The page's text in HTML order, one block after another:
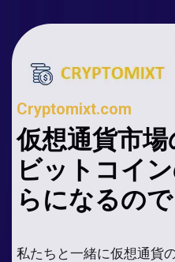
Cryptomixt.com
仮想通貨市場
ビットコイ
らになるの
私たちと一緒に仮想通貨